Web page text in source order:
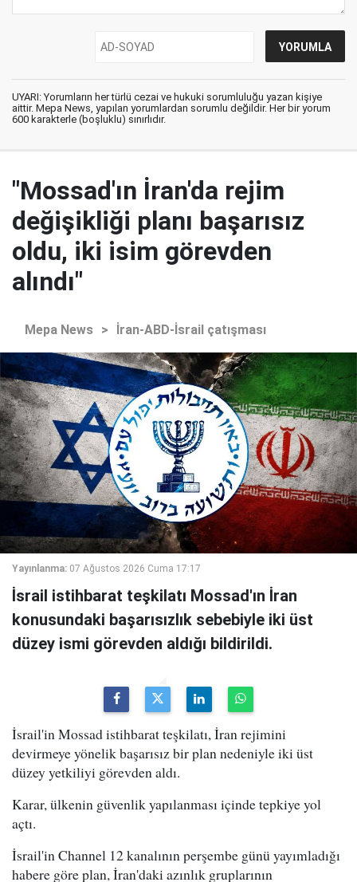
UYARI: Yorumların her türlü cezai ve hukuki sorumluluğu yazan kişiye
aittir. Mepa News, yapılan yorumlardan sorumlu değildir. Her bir yorum
600 karakterle (boşluklu) sınırlıdır.
"Mossad'ın İran'da rejim
değişikliği planı başarısız
oldu, iki isim görevden
alındı"
Mepa News > İran-ABD-İsrail çatışması
Yayınlanma: 07 Ağustos 2026 Cuma 17:17
İsrail istihbarat teşkilatı Mossad'ın İran
konusundaki başarısızlık sebebiyle iki üst
düzey ismi görevden aldığı bildirildi.
İsrail'in Mossad istihbarat teşkilatı, İran rejimini
devirmeye yönelik başarısız bir plan nedeniyle iki üst
düzey yetkiliyi görevden aldı.
Karar, ülkenin güvenlik yapılanması içinde tepkiye yol
açtı.
İsrail'in Channel 12 kanalının perşembe günü yayımladığı
habere göre plan, İran'daki azınlık gruplarının